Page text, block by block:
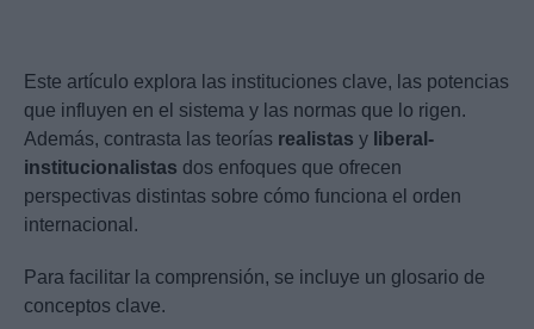
Este artículo explora las instituciones clave, las potencias
que influyen en el sistema y las normas que lo rigen.
Además, contrasta las teorías realistas y liberal-
institucionalistas dos enfoques que ofrecen
perspectivas distintas sobre cómo funciona el orden
internacional.
Para facilitar la comprensión, se incluye un glosario de
conceptos clave.